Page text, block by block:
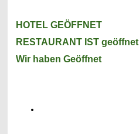
HOTEL GEÖFFNET
RESTAURANT IST geöffnet
Wir haben Geöffnet